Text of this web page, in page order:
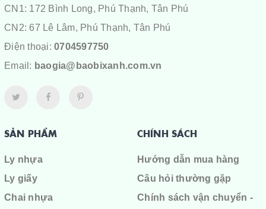
CN1: 172 Bình Long, Phú Thạnh, Tân Phú
CN2: 67 Lê Lâm, Phú Thạnh, Tân Phú
Điện thoại: 0704597750
Email: baogia@baobixanh.com.vn
SẢN PHẨM
Ly nhựa
Ly giấy
Chai nhựa
CHÍNH SÁCH
Hướng dẫn mua hàng
Câu hỏi thường gặp
Chính sách vận chuyển -